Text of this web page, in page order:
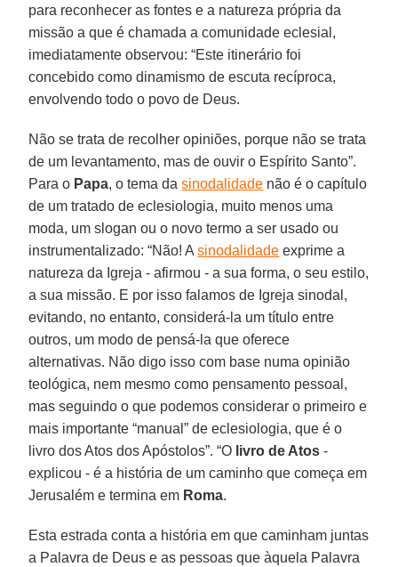
para reconhecer as fontes e a natureza própria da
missão a que é chamada a comunidade eclesial,
imediatamente observou: “Este itinerário foi
concebido como dinamismo de escuta recíproca,
envolvendo todo o povo de Deus.
Não se trata de recolher opiniões, porque não se trata
de um levantamento, mas de ouvir o Espírito Santo”.
Para o Papa, o tema dasinodalidade não é o capítulo
de um tratado de eclesiologia, muito menos uma
moda, um slogan ou o novo termo a ser usado ou
instrumentalizado: “Não! Asinodalidade exprime a
natureza da Igreja - afirmou - a sua forma, o seu estilo,
a sua missão. E por isso falamos de Igreja sinodal,
evitando, no entanto, considerá-la um título entre
outros, um modo de pensá-la que oferece
alternativas. Não digo isso com base numa opinião
teológica, nem mesmo como pensamento pessoal,
mas seguindo o que podemos considerar o primeiro e
mais importante “manual” de eclesiologia, que é o
livro dos Atos dos Apóstolos”. “O livro de Atos -
explicou - é a história de um caminho que começa em
Jerusalém e termina em Roma.
Esta estrada conta a história em que caminham juntas
a Palavra de Deus e as pessoas que àquela Palavra